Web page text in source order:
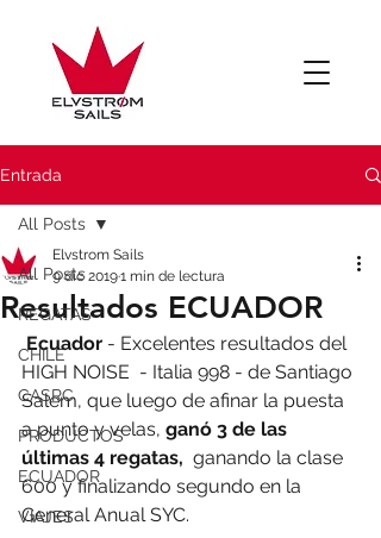
Entrada
All Posts
REGATAS
CHILE
CASRC
PRODUCTOS
ECUADOR
VIAJES
All Posts
Resultados ECUADOR
Elvstrom Sails
9 dic 20191 min de lectura
Ecuador - Excelentes resultados del
HIGH NOISE  - Italia 998 - de Santiago
Salem, que luego de afinar la puesta
a punto y velas, ganó 3 de las
últimas 4 regatas,
  ganando la clase
600 y finalizando segundo en la
General Anual SYC.